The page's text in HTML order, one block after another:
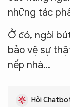
những tác
Ở đó, ngòi
bảo vệ sự
nếp nhà...
Hỏi